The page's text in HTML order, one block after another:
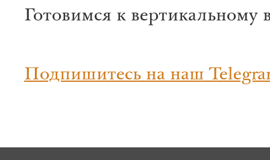
Готовимся к вертикальному
Подпишитесь на наш